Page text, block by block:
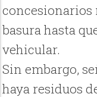
concesionarios
basura hasta
vehicular.
Sin embargo,
haya residuos